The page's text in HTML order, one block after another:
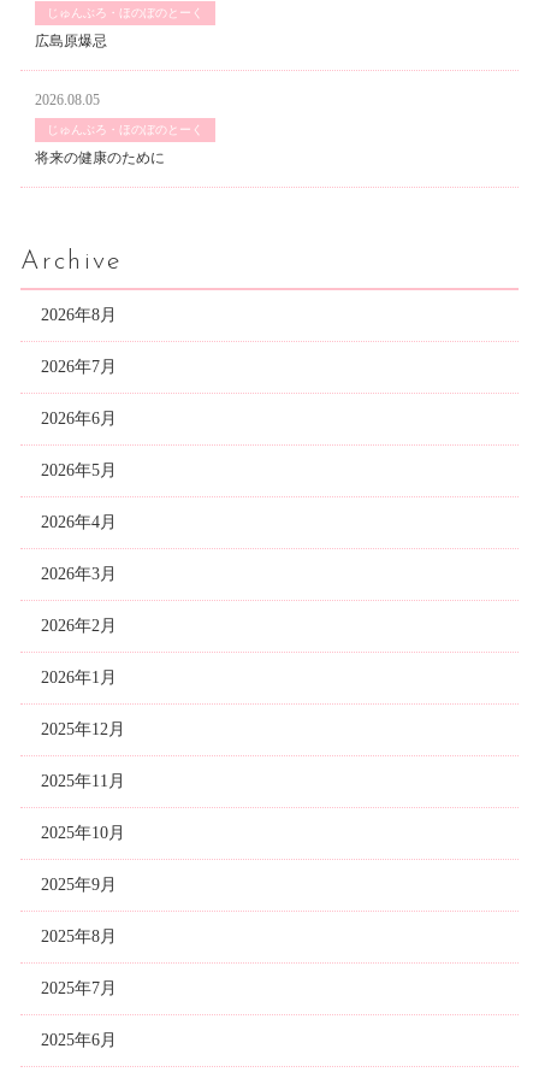
じゅんぶろ・ほのぼのとーく
広島原爆忌
2026.08.05
じゅんぶろ・ほのぼのとーく
将来の健康のために
Archive
2026年8月
2026年7月
2026年6月
2026年5月
2026年4月
2026年3月
2026年2月
2026年1月
2025年12月
2025年11月
2025年10月
2025年9月
2025年8月
2025年7月
2025年6月